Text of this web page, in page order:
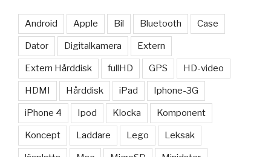
Android Apple Bil Bluetooth Case
Dator Digitalkamera Extern
Extern Hårddisk fullHD GPS HD-video
HDMI Hårddisk iPad Iphone-3G
iPhone 4 Ipod Klocka Komponent
Koncept Laddare Lego Leksak